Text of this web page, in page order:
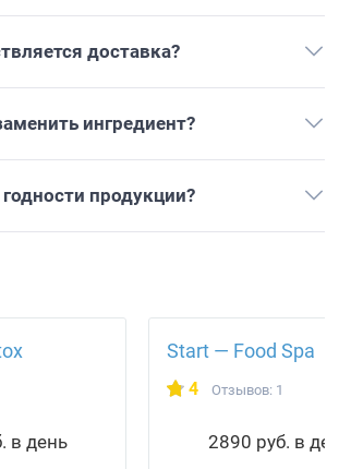
доставка?
ингредиент?
продукции?
в день
Start — Food Spa
4 Отзывов: 1
2890 руб. в